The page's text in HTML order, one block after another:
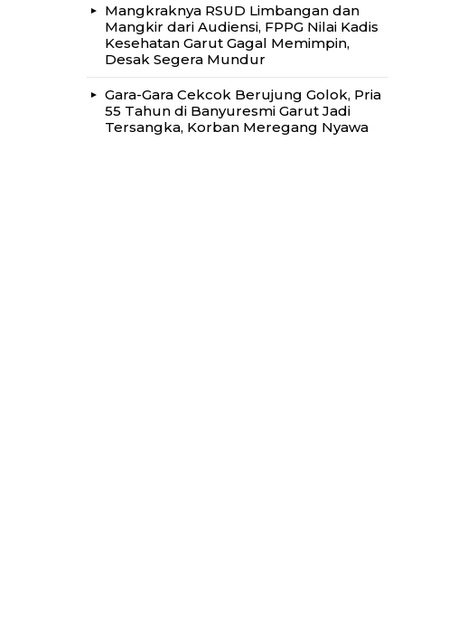
Mangkraknya RSUD Limbangan dan
Mangkir dari Audiensi, FPPG Nilai Kadis
Kesehatan Garut Gagal Memimpin,
Desak Segera Mundur
Gara-Gara Cekcok Berujung Golok, Pria
55 Tahun di Banyuresmi Garut Jadi
Tersangka, Korban Meregang Nyawa